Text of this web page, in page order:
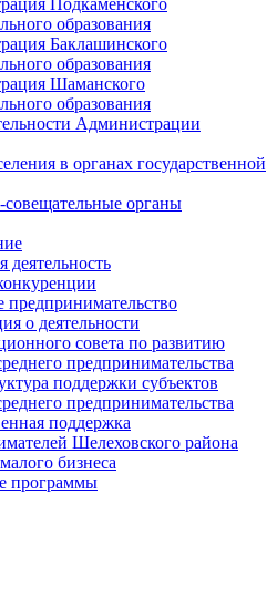
образования
Баклашинского
образования
Шаманского
образования
Администрации
в органах государственной
совещательные органы
деятельность
предпринимательство
о деятельности
совета по развитию
предпринимательства
поддержки субъектов
предпринимательства
поддержка
Шелеховского района
бизнеса
программы